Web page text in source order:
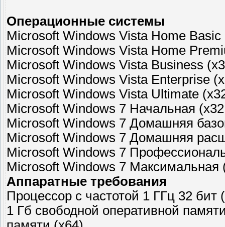
Операционные системы
Microsoft Windows Vista Home
Microsoft Windows Vista Home
Microsoft Windows Vista Business
Microsoft Windows Vista Enterprise
Microsoft Windows Vista Ultimate
Microsoft Windows 7 Начальная
Microsoft Windows 7 Домашняя
Microsoft Windows 7 Домашняя
Microsoft Windows 7
Microsoft Windows 7 Максимальная
Аппаратные требования
Процессор с частотой 1 ГГц 32
1 Гб свободной оперативной